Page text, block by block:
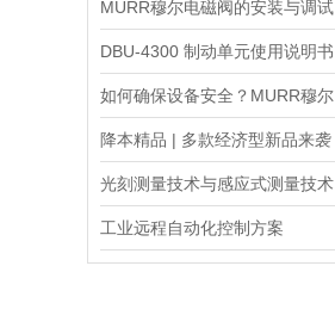
DBU-4300 制动单元使用说明书
降本精品 | 多款经济型新品来袭
光刻测量技术与感应式测量技术
工业远程自动化控制方案